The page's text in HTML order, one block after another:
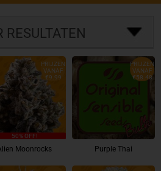
RESULTATEN
PRIJZEN
VANAF
€9.99
Moonrocks
50% OFF!
PRIJZEN
VANAF
€58.48
Purple Thai